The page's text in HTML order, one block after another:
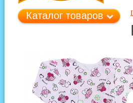
Каталог товаров